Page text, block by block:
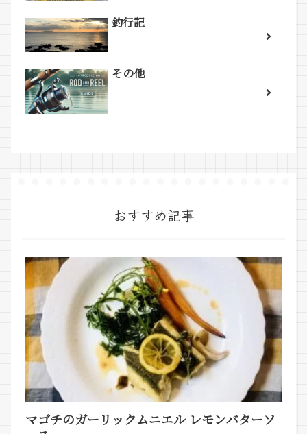
釣行記
その他
おすすめ記事
マゴチのガーリックムニエル レモンバターソ